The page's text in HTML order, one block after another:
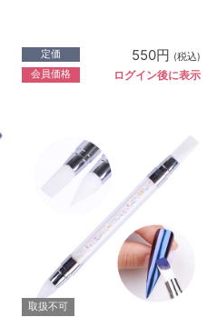
定価 550円 (税込)
会員価格 ログイン後に表示
取扱不可